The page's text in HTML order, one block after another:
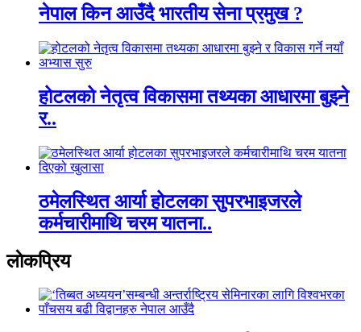
नेपाल किन आउँदै भारतीय सेना प्रमुख ?
होटलको नेतृत्व विकासमा तथ्यका आधारमा बुझ्ने
र..
ठमेलस्थित आर्या होटलका सुपरभाइजरले
कर्मचारीमाथि चरम यातना..
लाेकप्रिय